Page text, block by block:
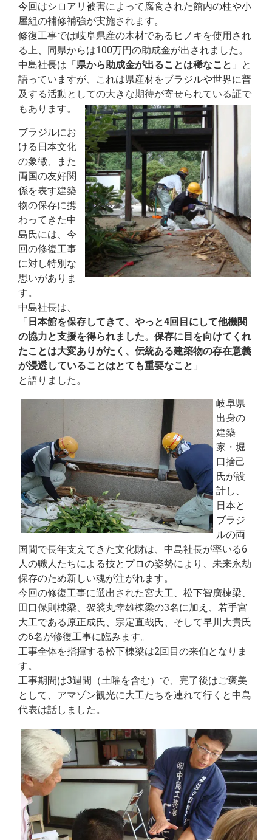
今回はシロアリ被害によって腐食された館内の柱や小
屋組の補修補強が実施されます。
修復工事では岐阜県産の木材であるヒノキを使用され
る上、同県からは100万円の助成金が出されました。
中島社長は「 県から助成金が出ることは稀なこと 」と
語っていますが、これは県産材をブラジルや世界に普
及する活動としての大きな期待が寄せられている証で
もあります。
ブラジルにお
ける日本文化
の象徴、また
両国の友好関
係を表す建築
物の保存に携
わってきた中
島氏には、今
回の修復工事
に対し特別な
思いがありま
す。
中島社長は、
「 日本館を保存してきて、やっと4回目にして他機関
の協力と支援を得られました。保存に目を向けてくれ
たことは大変ありがたく、伝統ある建築物の存在意義
が浸透していることはとても重要なこと 」
と語りました。
岐阜県
出身の
建築
家・堀
口捨己
氏が設
計し、
日本と
ブラジ
ルの両
国間で長年支えてきた文化財は、中島社長が率いる6
人の職人たちによる技とプロの姿勢により、未来永劫
保存のため新しい魂が注がれます。
今回の修復工事に選出された宮大工、松下智廣棟梁、
田口保則棟梁、袈裟丸幸雄棟梁の3名に加え、若手宮
大工である原正成氏、宗定直哉氏、そして早川大貴氏
の6名が修復工事に臨みます。
工事全体を指揮する松下棟梁は2回目の来伯となりま
す。
工事期間は3週間（土曜を含む）で、完了後はご褒美
として、アマゾン観光に大工たちを連れて行くと中島
代表は話しました。